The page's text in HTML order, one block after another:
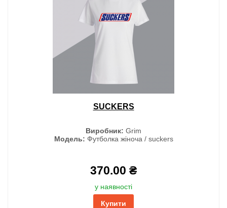
SUCKERS
Виробник: Grim
Модель: Футболка жіноча / suckers
370.00 ₴
у наявності
Купити